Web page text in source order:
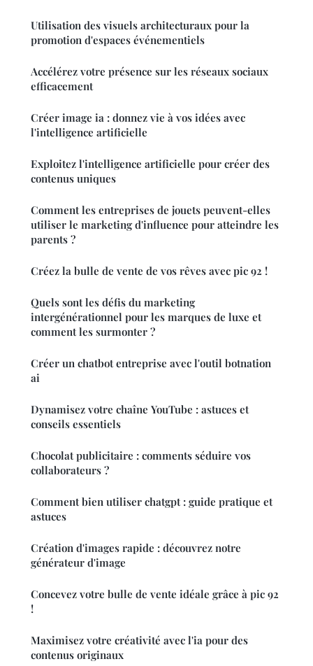
Utilisation des visuels architecturaux pour la
promotion d'espaces événementiels
Accélérez votre présence sur les réseaux sociaux
efficacement
Créer image ia : donnez vie à vos idées avec
l'intelligence artificielle
Exploitez l'intelligence artificielle pour créer des
contenus uniques
Comment les entreprises de jouets peuvent-elles
utiliser le marketing d'influence pour atteindre les
parents ?
Créez la bulle de vente de vos rêves avec pic 92 !
Quels sont les défis du marketing
intergénérationnel pour les marques de luxe et
comment les surmonter ?
Créer un chatbot entreprise avec l'outil botnation
ai
Dynamisez votre chaîne YouTube : astuces et
conseils essentiels
Chocolat publicitaire : comments séduire vos
collaborateurs ?
Comment bien utiliser chatgpt : guide pratique et
astuces
Création d'images rapide : découvrez notre
générateur d'image
Concevez votre bulle de vente idéale grâce à pic 92
!
Maximisez votre créativité avec l'ia pour des
contenus originaux